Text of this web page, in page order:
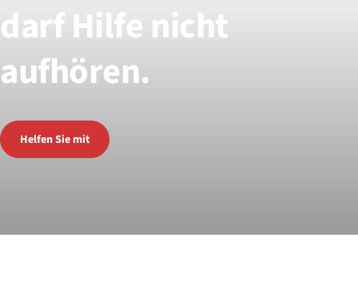
darfHilfe nicht
aufhören.
Helfen Sie mit